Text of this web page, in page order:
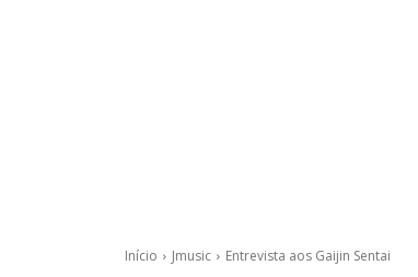
Início Jmusic Entrevista aos Gaijin Sentai